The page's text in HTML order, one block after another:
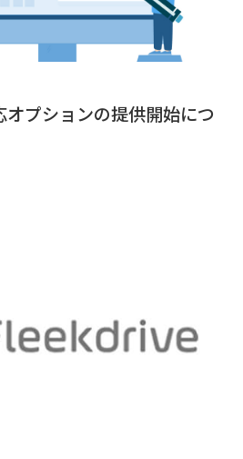
プションの提供開始につ